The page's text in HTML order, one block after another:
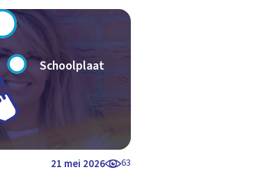
Schoolplaat
21 mei 2026 63